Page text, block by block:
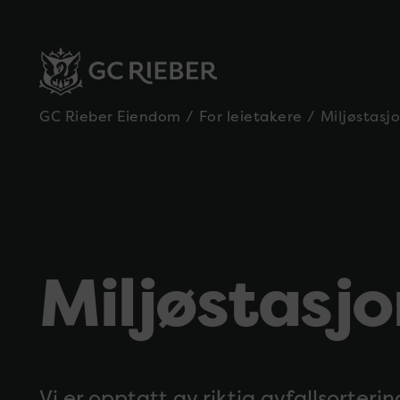
GC Rieber Eiendom / For leietakere /